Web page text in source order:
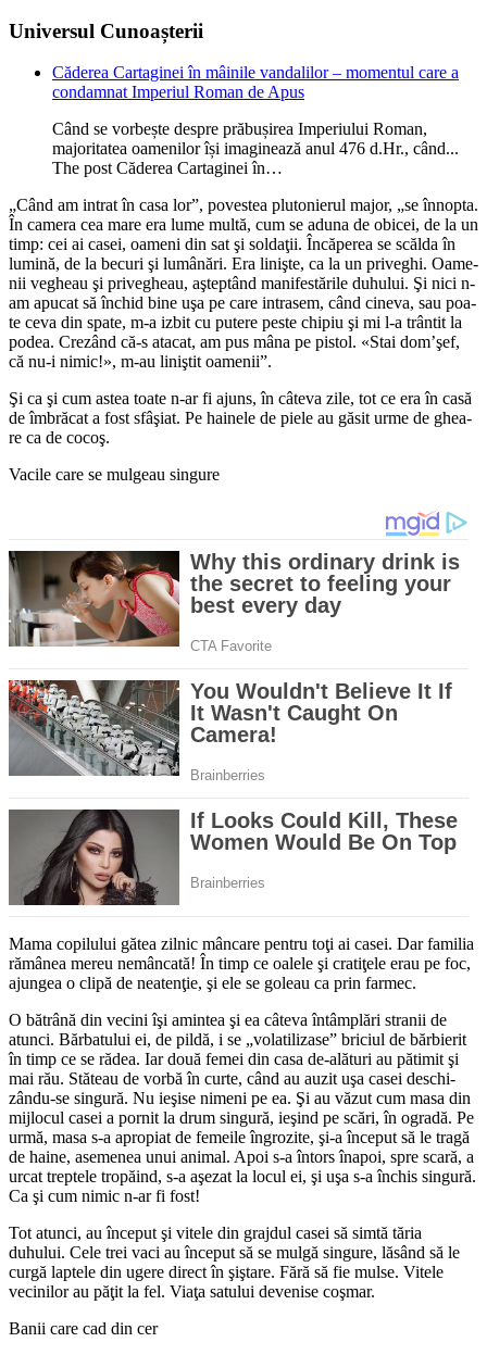
Universul Cunoașterii
Căderea Cartaginei în mâinile vandalilor – momentul care a
condamnat Imperiul Roman de Apus
Când se vorbește despre prăbușirea Imperiului Roman,
majoritatea oamenilor își imaginează anul 476 d.Hr., când...
The post Căderea Cartaginei în…
„Când am intrat în casa lor”, povestea plutonierul major, „se înnopta.
În camera cea mare era lume multă, cum se aduna de obicei, de la un
timp: cei ai casei, oameni din sat şi sol­daţii. Încăperea se scălda în
lumină, de la becuri şi lumânări. Era linişte, ca la un priveghi. Oame­
nii vegheau şi prive­gheau, aşteptând mani­festările duhului. Şi nici n-
am apucat să închid bine uşa pe care intra­sem, când cineva, sau poa­
te ceva din spate, m-a izbit cu putere peste chipiu şi mi l-a trântit la
podea. Crezând că-s ata­cat, am pus mâna pe pistol. «Stai dom’şef,
că nu-i nimic!», m-au li­niştit oamenii”.
Şi ca şi cum astea toa­te n-ar fi ajuns, în câ­teva zile, tot ce era în casă
de îmbrăcat a fost sfâşiat. Pe hainele de pie­le au găsit urme de ghea­
re ca de cocoş.
Vacile care se mulgeau singure
Mama copilului gătea zilnic mâncare pentru toţi ai casei. Dar familia
rămânea mereu nemân­cată! În timp ce oalele şi cratiţele erau pe foc,
ajungea o clipă de neatenţie, şi ele se goleau ca prin farmec.
O bătrână din vecini îşi amintea şi ea câteva întâmplări stranii de
atunci. Bărbatului ei, de pildă, i se „volatilizase” briciul de bărbierit
în timp ce se rădea. Iar două femei din casa de-alături au pătimit şi
mai rău. Stăteau de vorbă în curte, când au auzit uşa casei des­chi­
zându-se singură. Nu ieşise nimeni pe ea. Şi au văzut cum masa din
mijlocul casei a pornit la drum singură, ieşind pe scări, în ogradă. Pe
urmă, masa s-a apropiat de femeile îngrozite, şi-a început să le tragă
de haine, asemenea unui animal. Apoi s-a întors înapoi, spre scară, a
urcat treptele tropăind, s-a aşezat la locul ei, şi uşa s-a închis singură.
Ca şi cum nimic n-ar fi fost!
Tot atunci, au început şi vitele din grajdul casei să simtă tăria
duhului. Cele trei vaci au început să se mulgă singure, lăsând să le
curgă laptele din ugere direct în şiştare. Fără să fie mulse. Vitele
vecinilor au păţit la fel. Viaţa satului devenise coşmar.
Banii care cad din cer